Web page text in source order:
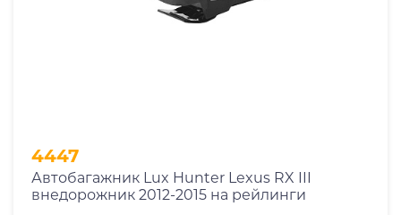
4447
Автобагажник Lux Hunter Lexus RX III
внедорожник 2012-2015 на рейлинги